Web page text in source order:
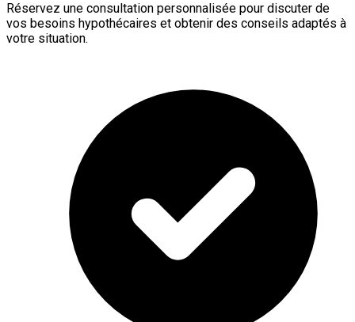
Réservez une consultation personnalisée pour discuter de
vos besoins hypothécaires et obtenir des conseils adaptés à
votre situation.